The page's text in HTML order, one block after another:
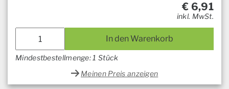
€ 6,91
inkl. MwSt.
In den Warenkorb
Mindestbestellmenge: 1 Stück
Meinen Preis anzeigen